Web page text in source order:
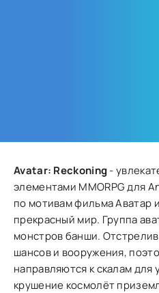
Avatar: Reckoning-
элементами MMORPG для
по мотивам фильма Аватар
прекрасный мир. Группа
монстров банши.
шансов и вооружения,
направляются к скалам
крушение космолёт